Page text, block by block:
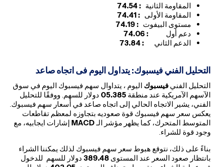
المقاومة الثانية : 74.54
المقاومة الأولى :
74.41
مستوى البيفوت : 74.19
دعم أول
:
74.06
الدعم الثاني : 73.84
التحليل الفني فيسبوك: يتداول اليوم فى اتجاه صاعد
التحليل الفنيفيسبوك اليوم ، يتداوال سهم فيسبوك اليوم في سوق
الآسهم الآمريكية عند منطقة05.385 دولار للسهم. ووفقًا للتحليل
الفني، يشير الاتجاه الحالي إلى اتجاه صاعد في أسعار سهم فيسبوك.
يعكس سعر سهم فيسبوك قوة صعوديه بتجاوزه لمعظم تقاطعات
المتوسط المتحرك، كما يظهر مؤشر الـMACD
إشارات ايجابيه، مع
وجود قوة للشراء.
بناءً على ذلك، نتوقع هبوط سعر سهم فيسبوك لذلك يمكننا الشراء
بانتظار صعود السعر عند المستوى389.48 دولار للسهم للدخول